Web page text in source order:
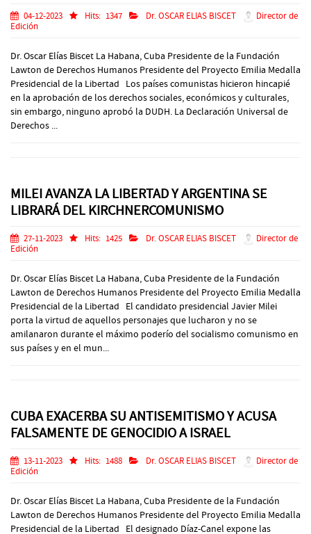
04-12-2023 Hits: 1347 Dr. OSCAR ELIAS BISCET
Director de
Edición
Dr. Oscar Elías Biscet La Habana, Cuba Presidente de la Fundación
Lawton de Derechos Humanos Presidente del Proyecto Emilia Medalla
Presidencial de la Libertad Los países comunistas hicieron hincapié
en la aprobación de los derechos sociales, económicos y culturales,
sin embargo, ninguno aprobó la DUDH. La Declaración Universal de
Derechos ...
MILEI AVANZA LA LIBERTAD Y ARGENTINA SE
LIBRARÁ DEL KIRCHNERCOMUNISMO
27-11-2023 Hits: 1425 Dr. OSCAR ELIAS BISCET
Director de
Edición
Dr. Oscar Elías Biscet La Habana, Cuba Presidente de la Fundación
Lawton de Derechos Humanos Presidente del Proyecto Emilia Medalla
Presidencial de la Libertad El candidato presidencial Javier Milei
porta la virtud de aquellos personajes que lucharon y no se
amilanaron durante el máximo poderío del socialismo comunismo en
sus países y en el mun...
CUBA EXACERBA SU ANTISEMITISMO Y ACUSA
FALSAMENTE DE GENOCIDIO A ISRAEL
13-11-2023 Hits: 1488 Dr. OSCAR ELIAS BISCET
Director de
Edición
Dr. Oscar Elías Biscet La Habana, Cuba Presidente de la Fundación
Lawton de Derechos Humanos Presidente del Proyecto Emilia Medalla
Presidencial de la Libertad El designado Díaz-Canel expone las